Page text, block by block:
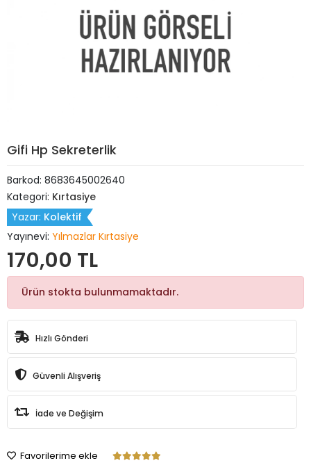
Gifi Hp Sekreterlik
Barkod: 8683645002640
Kategori: Kırtasiye
Yazar: Kolektif
Yayınevi: Yılmazlar Kırtasiye
170,00 TL
Ürün stokta bulunmamaktadır.
Hızlı Gönderi
Güvenli Alışveriş
İade ve Değişim
Favorilerime ekle